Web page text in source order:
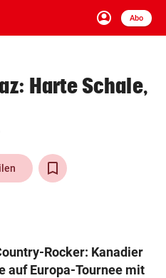
account_circle
Anmelden
Abo
close Schließen
arrow_right
Harte Schale,
Rocker: Kanadier
auf Europa-Tournee mit